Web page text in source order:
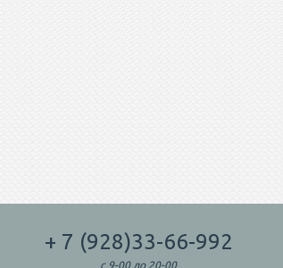
+ 7 (928)33-66-992
с 9-00 до 20-00